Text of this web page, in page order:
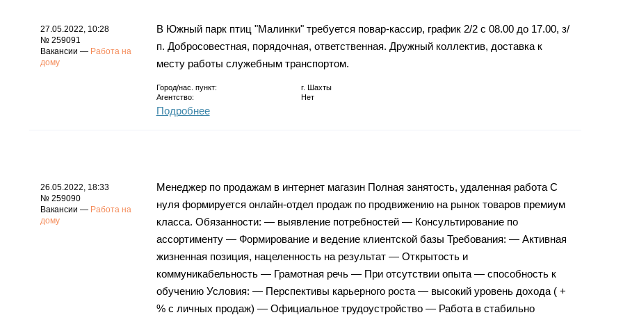
27.05.2022, 10:28
№ 259091
Вакансии — Работа на
дому
В Южный парк птиц "Малинки" требуется повар-кассир, график 2/2 с 08.00 до 17.00, з/
п. Добросовестная, порядочная, ответственная. Дружный коллектив, доставка к
месту работы служебным транспортом.
Город/нас. пункт: г. Шахты
Агентство:
Нет
Подробнее
26.05.2022, 18:33
№ 259090
Вакансии — Работа на
дому
Менеджер по продажам в интернет магазин Полная занятость, удаленная работа С
нуля формируется онлайн-отдел продаж по продвижению на рынок товаров премиум
класса. Обязанности: — выявление потребностей — Консультирование по
ассортименту — Формирование и ведение клиентской базы Требования: — Активная
жизненная позиция, нацеленность на результат — Открытость и
коммуникабельность — Грамотная речь — При отсутствии опыта — способность к
обучению Условия: — Перспективы карьерного роста — высокий уровень дохода ( +
% с личных продаж) — Официальное трудоустройство — Работа в стабильно